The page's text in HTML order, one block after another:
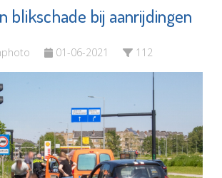
blikschade bij aanrijdingen
01-06-2021 112